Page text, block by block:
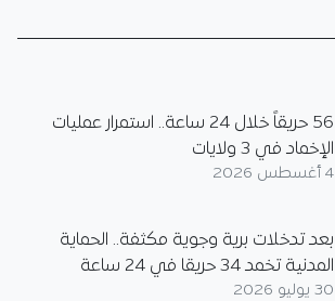
56 حريقاً خلال 24 ساعة.. استمرار عمليات
الإخماد في 3 ولايات
4 أغسطس 2026
بعد تدخلات برية وجوية مكثفة.. الحماية
المدنية تخمد 34 حريقا في 24 ساعة
30 يوليو 2026